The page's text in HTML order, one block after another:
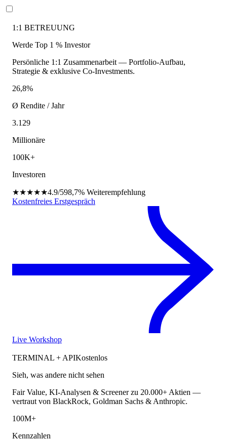
1:1 BETREUUNG
Werde Top 1 % Investor
Persönliche 1:1 Zusammenarbeit — Portfolio-Aufbau,
Strategie & exklusive Co-Investments.
26,8%
Ø Rendite / Jahr
3.129
Millionäre
100K+
Investoren
★★★★★4.9/598,7% Weiterempfehlung
Kostenfreies Erstgespräch
Live Workshop
TERMINAL + APIKostenlos
Sieh, was andere nicht sehen
Fair Value, KI-Analysen & Screener zu 20.000+ Aktien —
vertraut von BlackRock, Goldman Sachs & Anthropic.
100M+
Kennzahlen